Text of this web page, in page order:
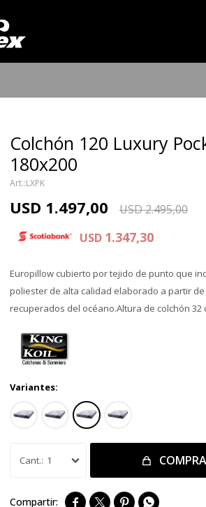
Colchón 120 Luxury
180x200
LXPK
USD 1.497,00 USD2.495,00
USD 1.347,30
Europillow cubierto por tejido de punto que
poliester de alta calidad elaborado a partir
recuperados del océano.Altura de colchón 32
Variantes:
1
   